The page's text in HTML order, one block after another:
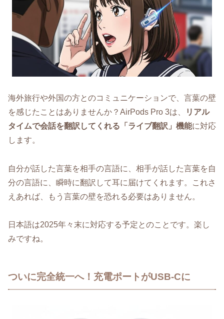
海外旅行や外国の方とのコミュニケーションで、言葉の壁
を感じたことはありませんか？AirPods Pro 3は、
リアル
タイムで会話を翻訳してくれる「ライブ翻訳」機能に対応
します。
自分が話した言葉を相手の言語に、相手が話した言葉を自
分の言語に、瞬時に翻訳して耳に届けてくれます。これさ
えあれば、もう言葉の壁を恐れる必要はありません。
日本語は2025年々末に対応する予定とのことです。楽し
みですね。
ついに完全統一へ！充電ポートがUSB-Cに